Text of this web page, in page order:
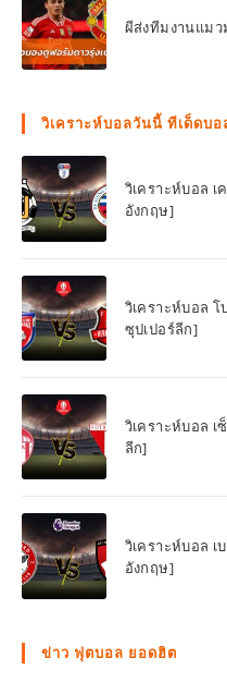
ผีส่งทีมงานแมว
วิเคราะห์บอลวันนี้ ทีเด็ดบอ
วิเคราะห์บอล เ
อังกฤษ]
วิเคราะห์บอล
ซุปเปอร์ลีก]
วิเคราะห์บอล เ
ลีก]
วิเคราะห์บอล
อังกฤษ]
ข่าว ฟุตบอล ยอดฮิต